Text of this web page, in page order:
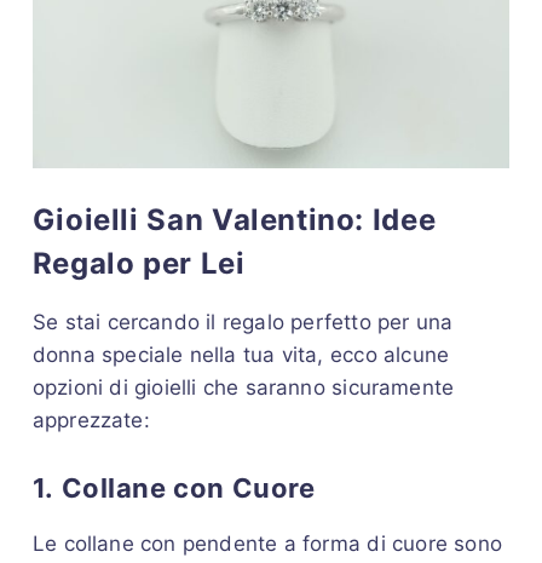
Gioielli San Valentino: Idee
Regalo per Lei
Se stai cercando il regalo perfetto per una
donna speciale nella tua vita, ecco alcune
opzioni di gioielli che saranno sicuramente
apprezzate:
1. Collane con Cuore
Le collane con pendente a forma di cuore sono